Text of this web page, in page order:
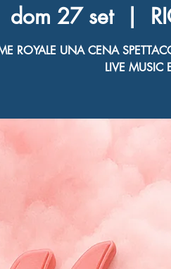
dom 27 set
  |
ROYALE UNA CENA
LIVE MUSIC